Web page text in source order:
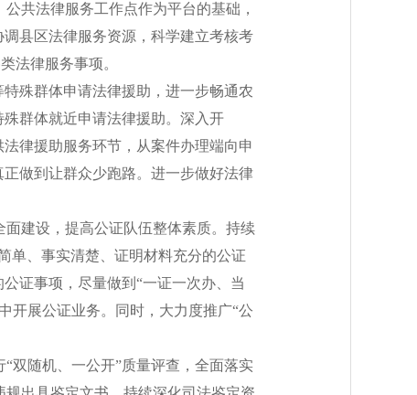
共法律服务工作点作为平台的基础，
县区法律服务资源，科学建立考核考
法律服务事项。
殊群体申请法律援助，进一步畅通农
群体就近申请法律援助。深入开
律援助服务环节，从案件办理端向申
做到让群众少跑路。进一步做好法律
建设，提高公证队伍整体素质。持续
单、事实清楚、证明材料充分的公证
证事项，尽量做到“一证一次办、当
开展公证业务。同时，大力度推广“公
双随机、一公开”质量评查，全面落实